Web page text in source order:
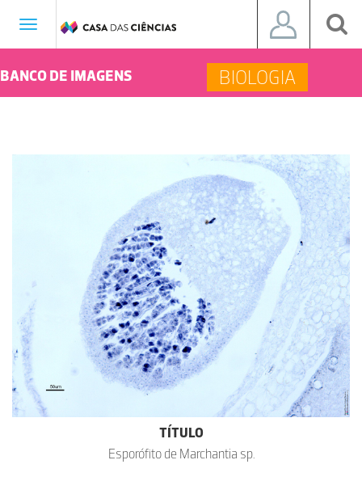
Toggle
BANCO DE IMAGENS BIOLOGIA
TÍTULO
Esporófito de Marchantia sp.